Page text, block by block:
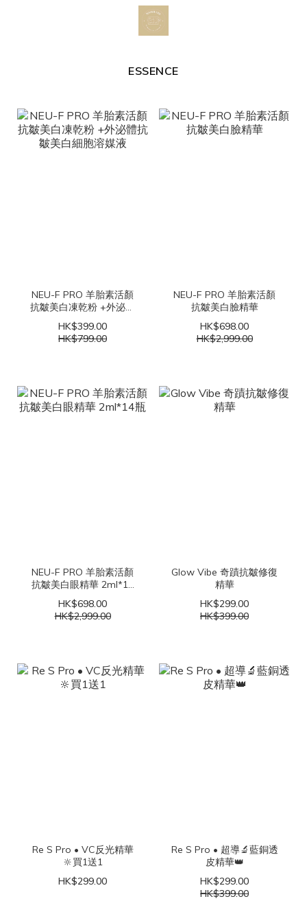
ESSENCE
NEU-F PRO 羊胎素活顏
抗皺美白凍乾粉 +外泌體
抗皺美白細胞溶媒液
HK$399.00
HK$799.00
NEU-F PRO 羊胎素活顏
抗皺美白臉精華
HK$698.00
HK$2,999.00
NEU-F PRO 羊胎素活顏
抗皺美白眼精華 2ml*14
HK$698.00
HK$2,999.00
Glow Vibe 奇蹟抗皺修復
精華
HK$299.00
HK$399.00
Re S Pro • VC反光精華
🔆買1送1
HK$299.00
Re S Pro • 超導🔬藍銅透
皮精華👑
HK$299.00
HK$399.00